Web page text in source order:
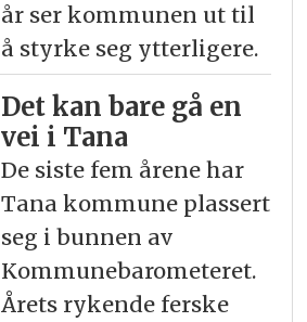
år ser kommunen ut til
å styrke seg ytterligere.
Det kan bare gå en
vei i Tana
De siste fem årene har
Tana kommune plassert
seg i bunnen av
Kommunebarometeret.
Årets rykende ferske